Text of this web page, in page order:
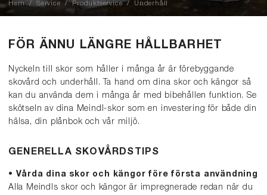
Hem Service Produktservice Underhåll
FÖR ÄNNU LÄNGRE HÅLLBARHET
Nyckeln till skor som håller i många år är förebyggande
skovård och underhåll. Ta hand om dina skor och kängor så
kan du använda dem i många år med bibehållen funktion. Se
skötseln av dina Meindl-skor som en investering för både din
hälsa, din plånbok och vår miljö.
GENERELLA SKOVÅRDSTIPS
• Vårda dina skor och kängor före första användning
Alla Meindls skor och kängor är impregnerade redan när du